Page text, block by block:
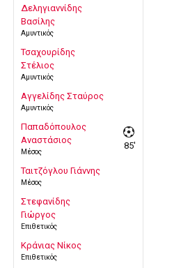
Δεληγιαννίδης
Βασίλης
Αμυντικός
Τσαχουρίδης
Στέλιος
Αμυντικός
Αγγελίδης Σταύρος
Αμυντικός
Παπαδόπουλος
Αναστάσιος
Μέσος
85'
Ταιτζόγλου Γιάννης
Μέσος
Στεφανίδης
Γιώργος
Επιθετικός
Κράνιας Νίκος
Επιθετικός